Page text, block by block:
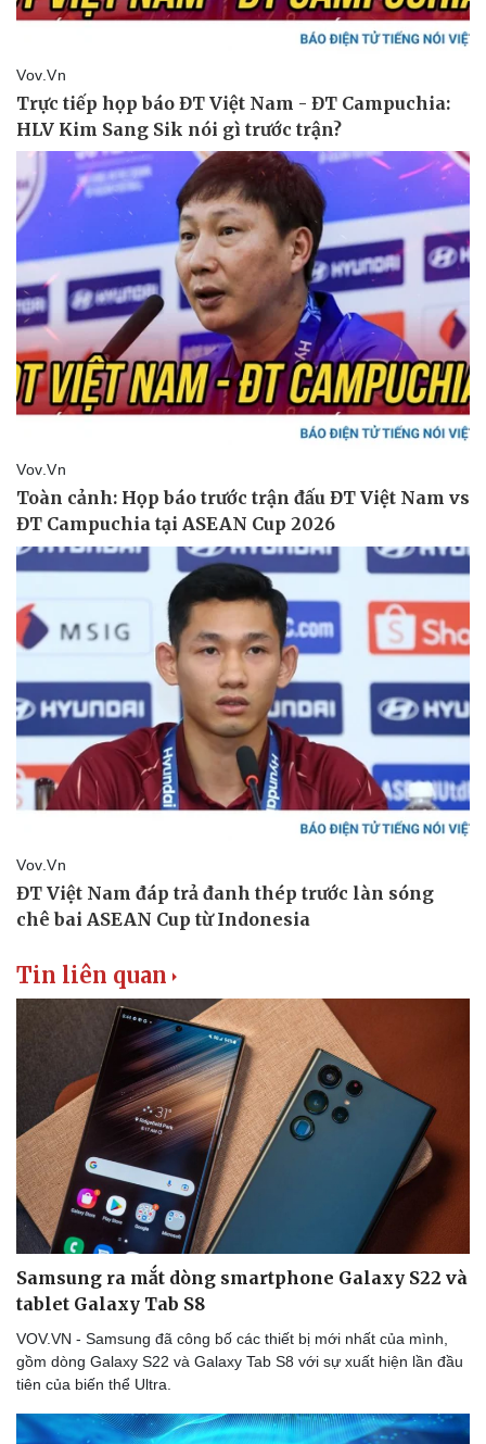
Thể thao
Bóng đá
Lịch thi đấu bóng đá
Ô tô
Xe máy
Tin liên quan
Samsung ra mắt dòng smartphone Galaxy S22 và
tablet Galaxy Tab S8
VOV.VN - Samsung đã công bố các thiết bị mới nhất của mình,
gồm dòng Galaxy S22 và Galaxy Tab S8 với sự xuất hiện lần đầu
tiên của biến thể Ultra.